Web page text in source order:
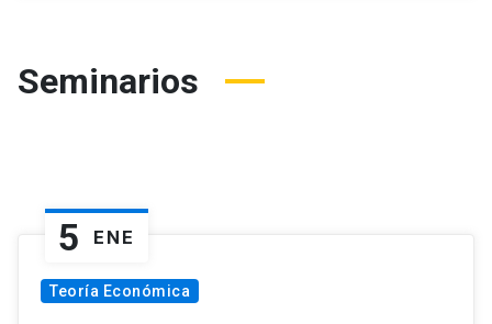
Seminarios
5 ENE
Teoría Económica